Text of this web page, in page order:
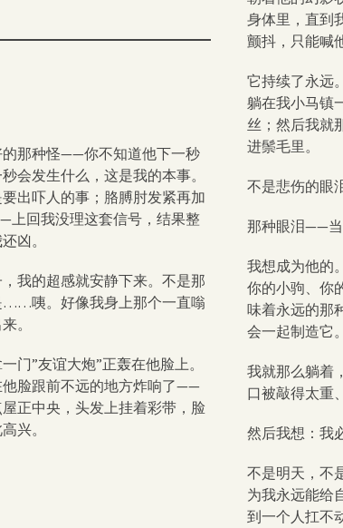
那种怪——你不知道他下一秒
会发生什么，这是我的本事。
出吓人的事；胳膊肘发紧再加
上回我没理这套信号，结果整
凶。
我的超感就安静下来。不是那
……咦。好像我身上那个一直嗡
。
门”友谊大炮”正轰在他脸上。
脸跟前不远的地方炸响了——
正中央，头发上挂着彩带，脸
兴。
身体里，直到
颤抖，只能喊
它持续了永远
躺在我小马镇
丝；然后我就
进鬃毛里。
不是悲伤的眼
那种眼泪——当
我想成为他的
你的小驹、你
味着永远的那
会一起制造它
我就那么躺着
口被敲得太重
然后我想：我
不是明天，不
为我永远能给
到一个人扛不